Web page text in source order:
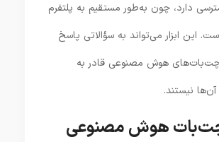
دارد، چون به‌طور مستقیم به پلتفرم
این ابزار می‌تواند به سؤالاتی پاسخ
هوش مصنوعی قادر به
نیستند.
هوش مصنوعی